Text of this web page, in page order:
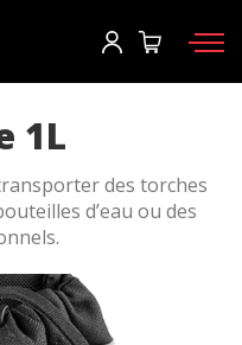
session
1L
des torches
d’eau ou des